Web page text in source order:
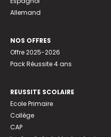
Allemand
NOS OFFRES
Offre 2025-2026
Pack Réussite 4 ans
REUSSITE SCOLAIRE
Ecole Primaire
Collège
CAP